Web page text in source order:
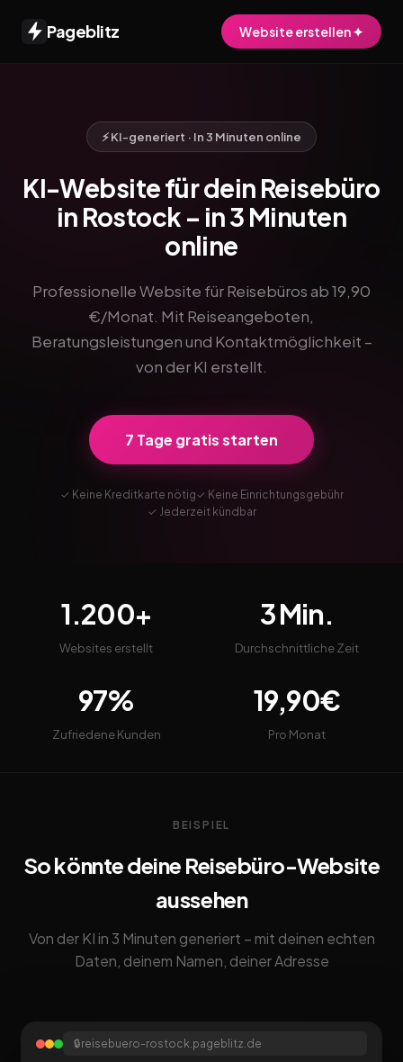
Pageblitz Website erstellen ✦
⚡ KI-generiert · In 3 Minuten online
KI-Website für dein Reisebüro
in Rostock – in 3 Minuten
online
Professionelle Website für Reisebüros ab 19,90
€/Monat. Mit Reiseangeboten,
Beratungsleistungen und Kontaktmöglichkeit –
von der KI erstellt.
7 Tage gratis starten
✓ Keine Kreditkarte nötig✓ Keine Einrichtungsgebühr
✓ Jederzeit kündbar
1.200+
Websites erstellt
3 Min.
Durchschnittliche Zeit
97%
Zufriedene Kunden
19,90€
Pro Monat
BEISPIEL
So könnte deine Reisebüro-Website
aussehen
Von der KI in 3 Minuten generiert – mit deinen echten
Daten, deinem Namen, deiner Adresse
🔒reisebuero-rostock.pageblitz.de